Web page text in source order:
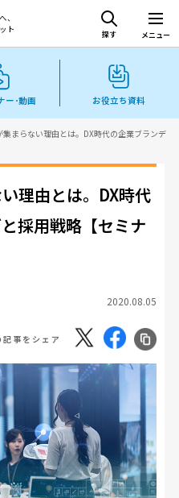
、
ト
探す メニュー
ー･動画 お役立ち資料
集まらない理由とは。DX時代の企業ブランデ
理由とは。DX時代
採用戦略【セミナ
2020.08.05
記事をシェア